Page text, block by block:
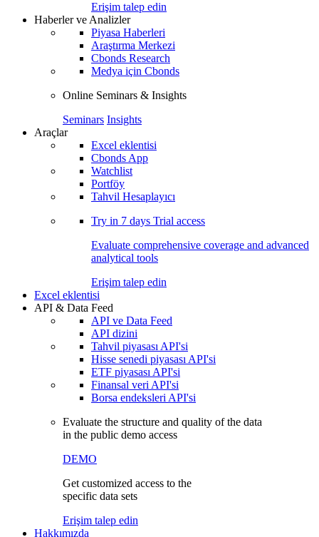
Erişim talep edin
Haberler ve Analizler
Piyasa Haberleri
Araştırma Merkezi
Cbonds Research
Medya için Cbonds
Online Seminars & Insights
Seminars Insights
Araçlar
Excel eklentisi
Cbonds App
Watchlist
Portföy
Tahvil Hesaplayıcı
Try in 7 days Trial access
Evaluate comprehensive coverage and advanced
analytical tools
Erişim talep edin
Excel eklentisi
API & Data Feed
API ve Data Feed
API dizini
Tahvil piyasası API'si
Hisse senedi piyasası API'si
ETF piyasası API'si
Finansal veri API'si
Borsa endeksleri API'si
Evaluate the structure and quality of the data
in the public demo access
DEMO
Get customized access to the
specific data sets
Erişim talep edin
Hakkımızda